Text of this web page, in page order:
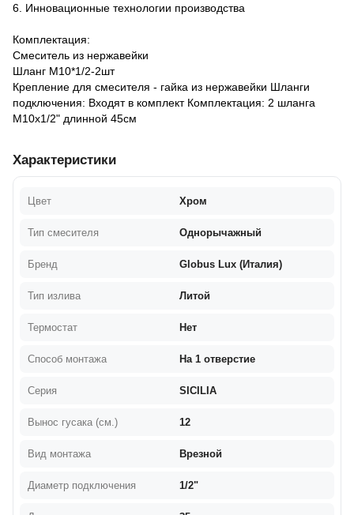
6. Инновационные технологии производства
Комплектация:
Смеситель из нержавейки
Шланг М10*1/2-2шт
Крепление для смесителя - гайка из нержавейки Шланги
подключения: Входят в комплект Комплектация: 2 шланга
М10x1/2" длинной 45см
Характеристики
Цвет Хром
Тип смесителя Однорычажный
Бренд Globus Lux (Италия)
Тип излива Литой
Термостат Нет
Способ монтажа На 1 отверстие
Серия SICILIA
Вынос гусака (см.) 12
Вид монтажа Врезной
Диаметр подключения 1/2"